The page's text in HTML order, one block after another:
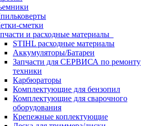
сметки
и расходные материалы
STIHL расходные материалы
Аккумуляторы/Батареи
Запчасти для СЕРВИСА по ремонту
техники
Карбюраторы
Комплектующие для бензопил
Комплектующие для сварочного
оборудования
Крепежные коплектующие